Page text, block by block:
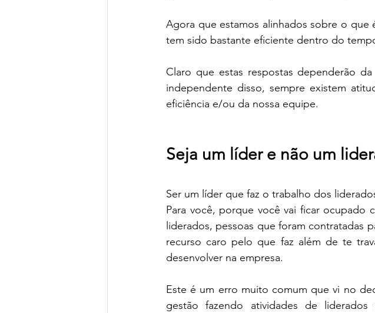
Agora que estamos alinhados sobre o que
tem sido bastante eficiente dentro do
Claro que estas respostas dependerão
independente disso, sempre existem
eficiência e/ou da nossa equipe.
Seja um líder e não um
Ser um líder que faz o trabalho dos
Para você, porque você vai ficar ocupado
liderados, pessoas que foram contratadas
recurso caro pelo que faz além de te
desenvolver na empresa.
Este é um erro muito comum que vi no
gestão fazendo atividades de